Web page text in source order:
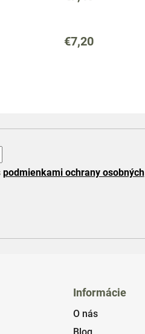
€7,20
podmienkami ochrany osobných
Informácie
O nás